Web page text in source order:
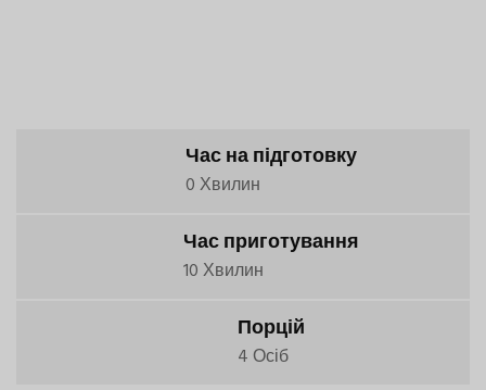
Час на підготовку
0 Хвилин
Час приготування
10 Хвилин
Порцій
4 Осіб